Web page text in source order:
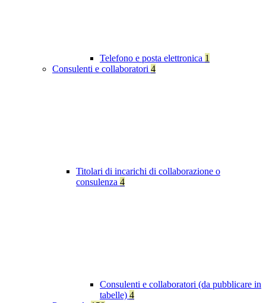
Telefono e posta elettronica 1
Consulenti e collaboratori 4
Titolari di incarichi di collaborazione o
consulenza 4
Consulenti e collaboratori (da pubblicare in
tabelle) 4